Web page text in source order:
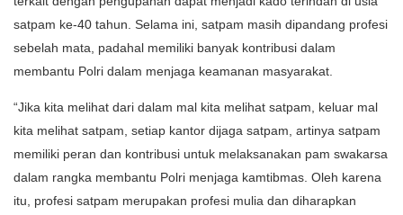
satpam ke-40 tahun. Selama ini, satpam masih dipandang profesi
sebelah mata, padahal memiliki banyak kontribusi dalam
membantu Polri dalam menjaga keamanan masyarakat.
“Jika kita melihat dari dalam mal kita melihat satpam, keluar mal
kita melihat satpam, setiap kantor dijaga satpam, artinya satpam
memiliki peran dan kontribusi untuk melaksanakan pam swakarsa
dalam rangka membantu Polri menjaga kamtibmas. Oleh karena
itu, profesi satpam merupakan profesi mulia dan diharapkan